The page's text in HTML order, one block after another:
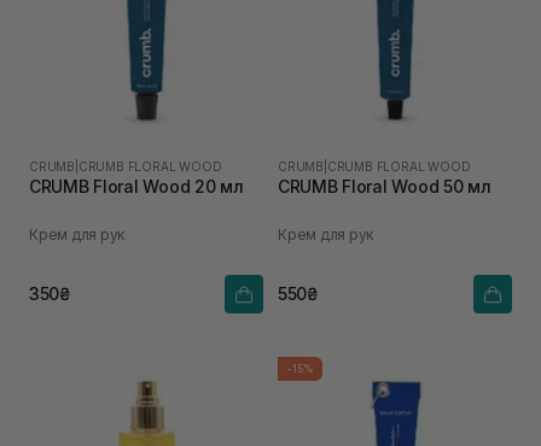
CRUMB CRUMB FLORAL WOOD
CRUMB Floral Wood 20 мл
Крем для рук
350₴
CRUMB CRUMB FLORAL WOOD
CRUMB Floral Wood 50 мл
Крем для рук
550₴
-15%